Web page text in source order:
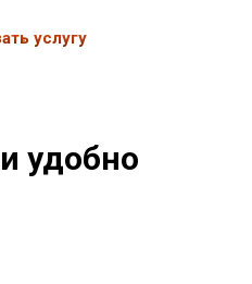
услугу
удобно